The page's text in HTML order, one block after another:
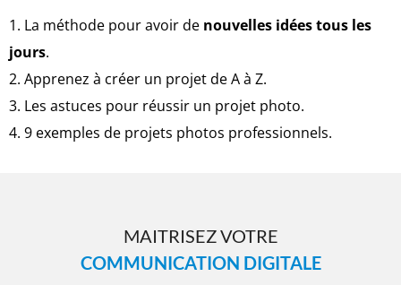
1. La méthode pour avoir de nouvelles idées tous les
jours.
2. Apprenez à créer un projet de A à Z.
3. Les astuces pour réussir un projet photo.
4. 9 exemples de projets photos professionnels.
MAITRISEZ VOTRE
COMMUNICATION DIGITALE